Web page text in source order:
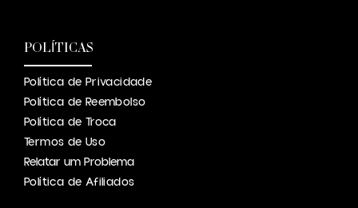
POLÍTICAS
Política de Privacidade
Política de Reembolso
Política de Troca
Termos de Uso
Relatar um Problema
Política de Afiliados